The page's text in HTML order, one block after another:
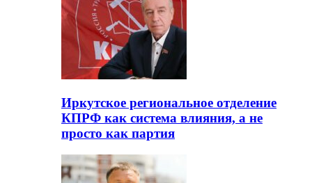
Иркутское региональное отделение
КПРФ как система влияния, а не
просто как партия